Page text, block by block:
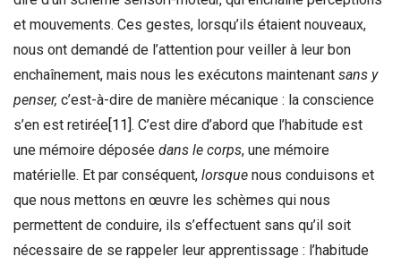
et mouvements. Ces gestes, lorsqu’ils étaient nouveaux,
nous ont demandé de l’attention pour veiller à leur bon
enchaînement, mais nous les exécutons maintenant sans y
penser, c’est-à-dire de manière mécanique : la conscience
s’en est retirée[11]. C’est dire d’abord que l’habitude est
une mémoire déposée dans le corps, une mémoire
matérielle. Et par conséquent, lorsque nous conduisons et
que nous mettons en œuvre les schèmes qui nous
permettent de conduire, ils s’effectuent sans qu’il soit
nécessaire de se rappeler leur apprentissage : l’habitude